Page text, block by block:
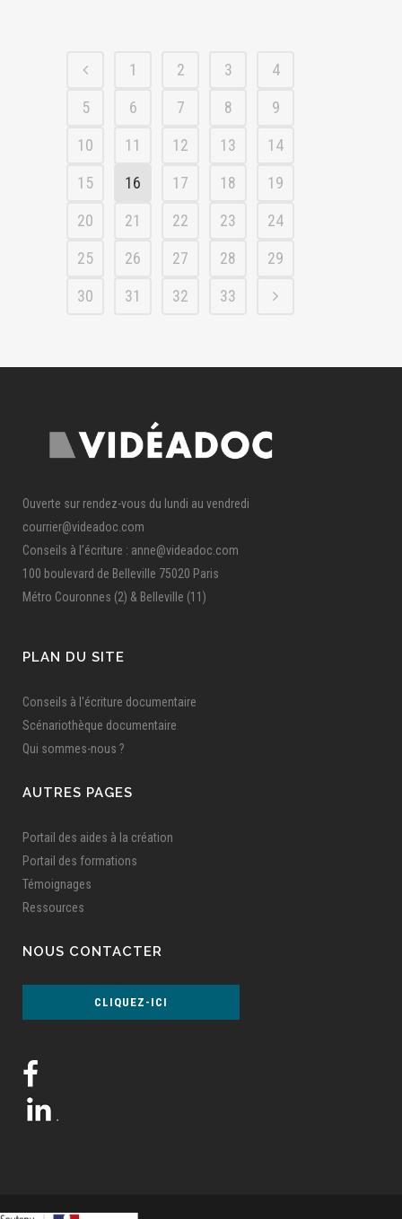
1 2 3
4
5
6 7 8
9
10
11 12 13
14
15
16 17 18
19
20
21 22 23
24
25
26 27 28
29
30
31 32 33
Ouverte sur rendez-vous du lundi au vendredi
courrier@videadoc.com
Conseils à l’écriture : anne@videadoc.com
100 boulevard de Belleville 75020 Paris
Métro Couronnes (2) & Belleville (11)
PLAN DU SITE
Conseils à l'écriture documentaire
Scénariothèque documentaire
Qui sommes-nous ?
AUTRES PAGES
Portail des aides à la création
Portail des formations
Témoignages
Ressources
NOUS CONTACTER
CLIQUEZ-ICI